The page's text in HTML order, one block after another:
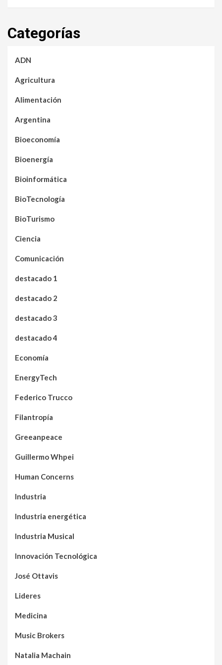
Categorías
ADN
Agricultura
Alimentación
Argentina
Bioeconomía
Bioenergía
Bioinformática
BioTecnología
BioTurismo
Ciencia
Comunicación
destacado 1
destacado 2
destacado 3
destacado 4
Economía
EnergyTech
Federico Trucco
Filantropía
Greeanpeace
Guillermo Whpei
Human Concerns
Industria
Industria energética
Industria Musical
Innovación Tecnológica
José Ottavis
Lideres
Medicina
Music Brokers
Natalia Machain